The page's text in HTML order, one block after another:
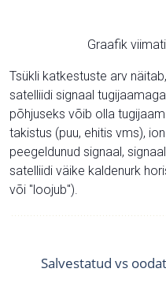
Graafik
Tsükli katkestuste arv
satelliidi signaal
põhjuseks võib olla
takistus (puu, ehitis vms),
peegeldunud signaal,
satelliidi väike kaldenurk
või "loojub").
Salvestatud vs